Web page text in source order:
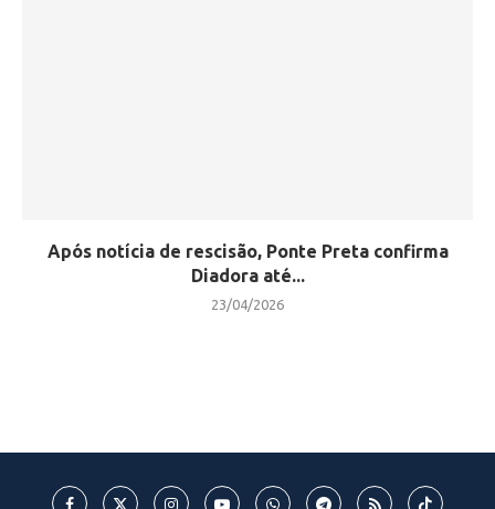
Após notícia de rescisão, Ponte Preta confirma
Diadora até...
23/04/2026